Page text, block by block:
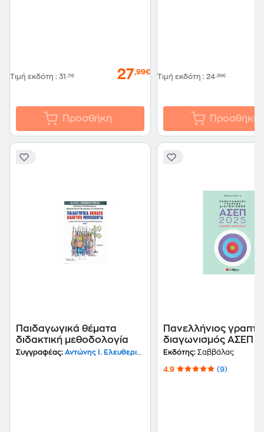
Τιμή εκδότη : 31,11€ 27,99€
Προσθήκη
Τιμή εκδότη : 24,99€
Προσθήκη
Παιδαγωγικά θέματα
διδακτική μεθοδολογία
Συγγραφέας: Αντώνης Ι. Ελευθεριάδης
Πανελλήνιος
διαγωνισμός ΑΣΕΠ
Γλωσσικός
Εκδότης: Σαββάλας
4.9 (9)